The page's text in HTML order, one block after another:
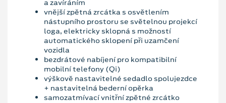
a zavíráním
vnější zpětná zrcátka s osvětlením
nástupního prostoru se světelnou projekcí
loga, elektricky sklopná s možností
automatického sklopení při uzamčení
vozidla
bezdrátové nabíjení pro kompatibilní
mobilní telefony (Qi)
výškově nastavitelné sedadlo spolujezdce
+ nastavitelná bederní opěrka
samozatmívací vnitřní zpětné zrcátko